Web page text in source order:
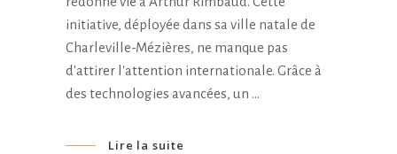
initiative, déployée dans sa ville natale de
Charleville-Mézières, ne manque pas
d'attirer l'attention internationale. Grâce à
des technologies avancées, un
Lire la suite